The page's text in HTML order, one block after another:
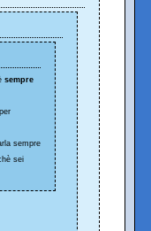
sempre
sempre
sei